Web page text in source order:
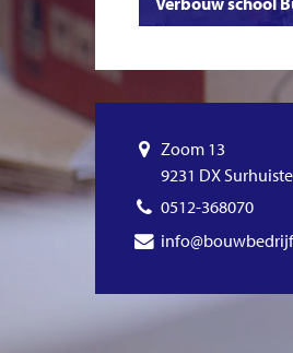
Zoom 13
9231 DX
0512-368070